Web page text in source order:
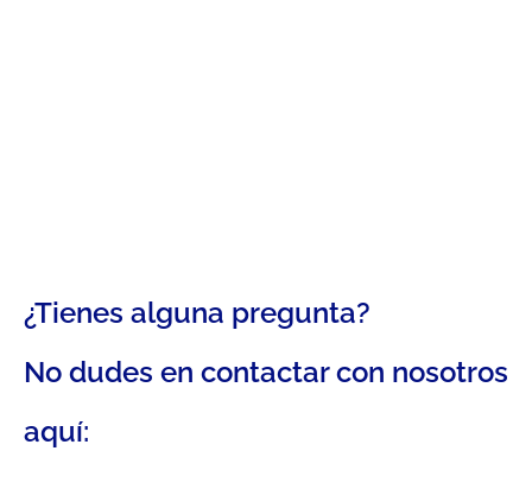
¿Tienes alguna pregunta?
No dudes en contactar con nosotros
aquí: